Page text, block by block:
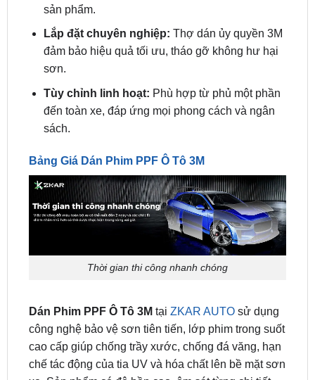
đảm bảo hiệu quả tối ưu, tháo gỡ không hư hại
sơn.
Tùy chỉnh linh hoạt: Phù hợp từ phủ một phần
đến toàn xe, đáp ứng mọi phong cách và ngân
sách.
Bảng Giá Dán Phim PPF Ô Tô 3M
Thời gian thi công nhanh chóng
Dán Phim PPF Ô Tô 3MtạiZKAR AUTO
cao cấp giúp chống trầy xước, chống đá văng, hạn
chế tác động của tia UV và hóa chất lên bề mặt sơn
xe. Sản phẩm có độ bền cao, ôm sát từng chi tiết
thân xe, giữ màu sơn luôn như mới và dễ dàng vệ